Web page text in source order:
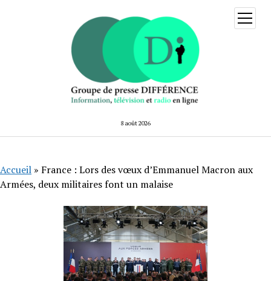
8 août 2026
ouvrir
menu
Accueil » France : Lors des vœux d’Emmanuel Macron aux
Armées, deux militaires font un malaise